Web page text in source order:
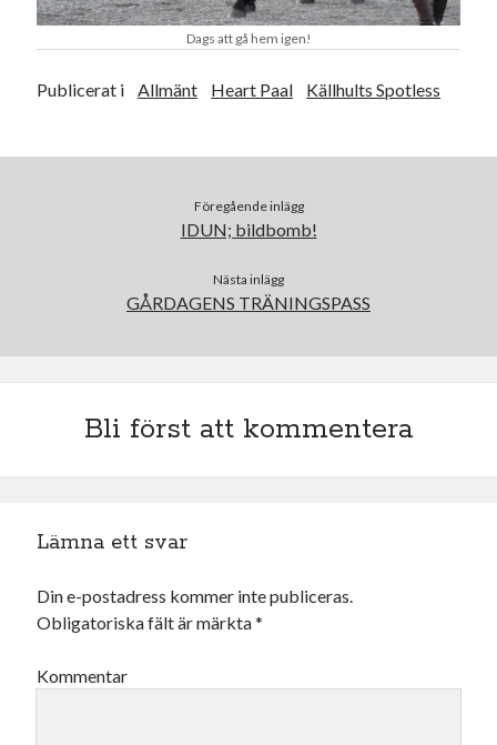
Dags att gå hem igen!
Publicerat i Allmänt Heart Paal Källhults Spotless
Föregående inlägg
IDUN; bildbomb!
Nästa inlägg
GÅRDAGENS TRÄNINGSPASS
Bli först att kommentera
Lämna ett svar
Din e-postadress kommer inte publiceras.
Obligatoriska fält är märkta*
Kommentar